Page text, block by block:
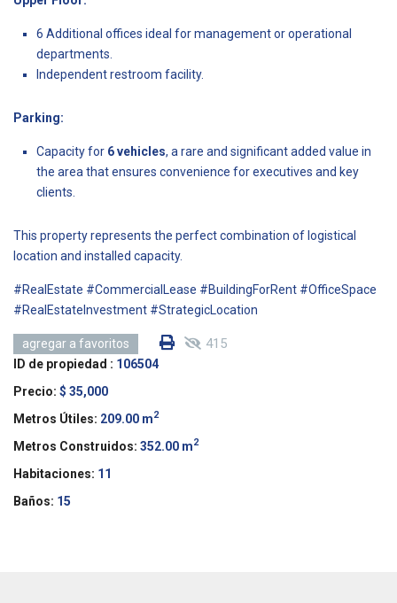
6 Additional offices ideal for management or operational
departments.
Independent restroom facility.
Parking:
Capacity for 6 vehicles, a rare and significant added value in
the area that ensures convenience for executives and key
clients.
This property represents the perfect combination of logistical
location and installed capacity.
#RealEstate #CommercialLease #BuildingForRent #OfficeSpace
#RealEstateInvestment #StrategicLocation
agregar a favoritos 415
ID de propiedad : 106504
Precio: $ 35,000
Metros Útiles: 209.00 m2
Metros Construidos: 352.00 m2
Habitaciones: 11
Baños: 15